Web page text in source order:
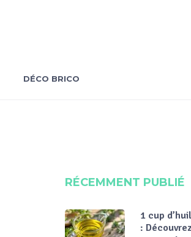
DÉCO BRICO
RÉCEMMENT PUBLIÉ
1 cup
: